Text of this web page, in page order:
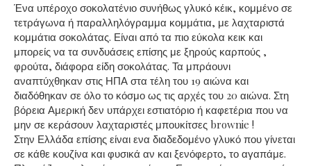
Ένα υπέροχο σοκολατένιο συνήθως γλυκό κέικ, κομμένο σε
τετράγωνα ή παραλληλόγραμμα κομμάτια, με λαχταριστά
κομμάτια σοκολάτας. Είναι από τα πιο εύκολα κεικ και
μπορείς να τα συνδυάσεις επίσης με ξηρούς καρπούς ,
φρούτα, διάφορα είδη σοκολάτας. Τα μπράουνι
αναπτύχθηκαν στις ΗΠΑ στα τέλη του 19 αιώνα και
διαδόθηκαν σε όλο το κόσμο ως τις αρχές του 20 αιώνα. Στη
βόρεια Αμερική δεν υπάρχει εστιατόριο ή καφετέρια που να
μην σε κεράσουν λαχταριστές μπουκίτσες brownie !
Στην Ελλάδα επίσης είναι ενα διαδεδομένο γλυκό που γίνεται
σε κάθε κουζίνα και φυσικά αν και ξενόφερτο, το αγαπάμε.